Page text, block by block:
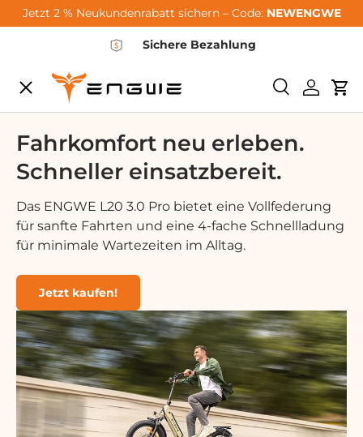
Gå til indhold
Jetzt 2 % Neukundenrabatt sichern – Code: NEWENGWE
Sichere Bezahlung
SøgeLog ind
Menu
City-Sale
E-Bikes
Zubehör
Community
Support
Fahrkomfort neu erleben.
Schneller einsatzbereit.
Das ENGWE L20 3.0 Pro bietet eine Vollfederung
für sanfte Fahrten und eine 4-fache Schnellladung
für minimale Wartezeiten im Alltag.
Jetzt kaufen!